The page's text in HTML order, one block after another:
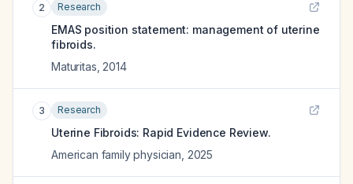
2 Research
EMAS position statement: management of uterine
fibroids.
Maturitas 2014
3 Research
Uterine Fibroids: Rapid Evidence Review.
American family physician 2025